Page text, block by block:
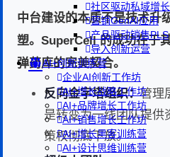
社区驱动私域增长
营销GenAI应用
产品驱动销售PLS
导入创新运营
AI+创新训练营
企业AI创新工作坊
AI+增长战略工作坊
AI+品牌增长工作坊
AI+销售增长工作坊
AI+增长黑客训练营
AI+设计思维训练营
中台建设的本质不是技术升
塑。SuperCell 的成功在于
弹药库的完美契合。
反向金字塔组织：管理
是转变为一线团队提供
策权彻底下放。